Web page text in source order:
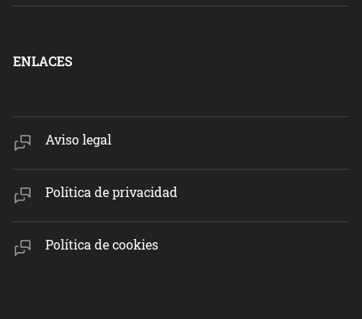
ENLACES
Aviso legal
Política de privacidad
Política de cookies